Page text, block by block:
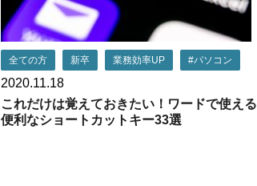
全ての方 新卒 業務効率UP #パソコン
2020.11.18
これだけは覚えておきたい！ワードで使える
便利なショートカットキー33選